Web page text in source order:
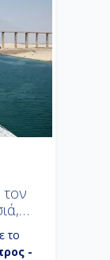
το
-